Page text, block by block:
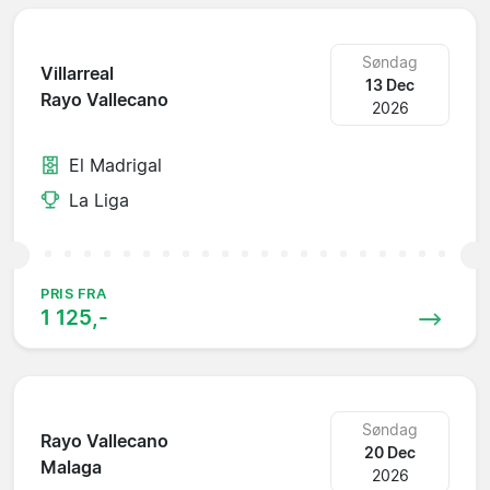
Villarreal
Rayo Vallecano
Søndag
13 Dec
2026
El Madrigal
La Liga
PRIS FRA
1 125,-
Rayo Vallecano
Malaga
Søndag
20 Dec
2026